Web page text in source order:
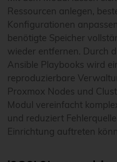
Ressourcen anlegen,
Konfigurationen
benötigte Speicher
wieder entfernen. Durch
Ansible Playbooks wird
reproduzierbare
Proxmox Nodes und
Modul vereinfacht
und reduziert
Einrichtung auftreten